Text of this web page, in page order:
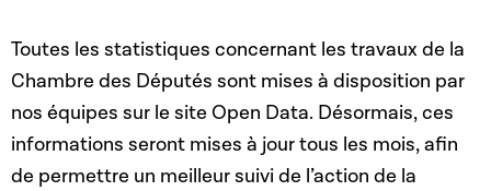
Toutes les statistiques concernant les travaux de la
Chambre des Députés sont mises à disposition par
nos équipes sur le site Open Data. Désormais, ces
informations seront mises à jour tous les mois, afin
de permettre un meilleur suivi de l’action de la